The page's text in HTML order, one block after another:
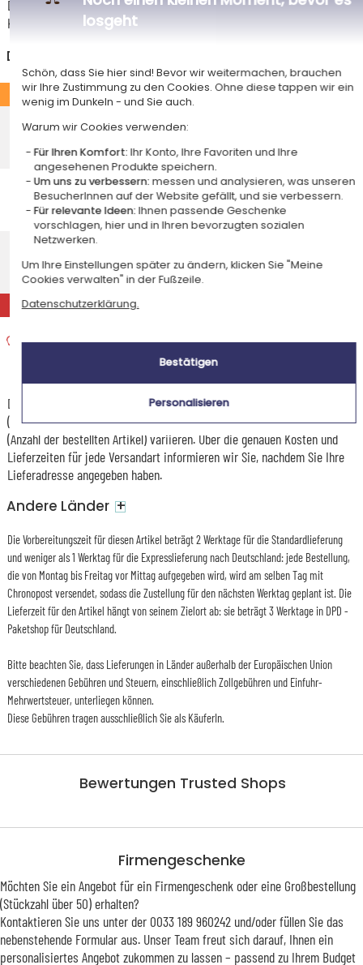
Bewertungen Trusted Shops
Das Voraussichtliche Lieferdatum ist nur bei einer Zahlung per PayPal,
Kreditkarte oder Sofortüberweisung gültig.
Deutschland
STANDARD
Economy-Versand an einen Paketshop
Freitag 14 August 2026
Economy-Versand nach Hause
Voraussichtliches Lieferdatum
Dienstag 18 August 2026
5,95 €
Voraussichtliches Lieferdatum
Mittwoch 12 August 2026
Dienstag 11 August 2026
Die Versandkosten und Lieferzeiten können je nach Ihrem Wohnort
(abgelegene oder entlegene Gebiete) und dem Gewicht des Pakets
(Anzahl der bestellten Artikel) variieren. Über die genauen Kosten und
Lieferzeiten für jede Versandart informieren wir Sie, nachdem Sie Ihre
Lieferadresse angegeben haben.
Andere Länder +
Die Vorbereitungszeit für diesen Artikel beträgt 2 Werktage für die Standardlieferung
und weniger als 1 Werktag für die Expresslieferung nach Deutschland: jede Bestellung,
die von Montag bis Freitag vor Mittag aufgegeben wird, wird am selben Tag mit
Chronopost versendet, sodass die Zustellung für den nächsten Werktag geplant ist. Die
Lieferzeit für den Artikel hängt von seinem Zielort ab: sie beträgt 3 Werktage in DPD -
Paketshop für Deutschland.
Bitte beachten Sie, dass Lieferungen in Länder außerhalb der Europäischen Union
verschiedenen Gebühren und Steuern, einschließlich Zollgebühren und Einfuhr-
Mehrwertsteuer, unterliegen können.
Diese Gebühren tragen ausschließlich Sie als KäuferIn.
Firmengeschenke
Möchten Sie ein Angebot für ein Firmengeschenk oder eine Großbestellung
(Stückzahl über 50) erhalten?
Kontaktieren Sie uns unter der 0033 189 960242 und/oder füllen Sie das
nebenstehende Formular aus. Unser Team freut sich darauf, Ihnen ein
personalisiertes Angebot zukommen zu lassen – passend zu Ihrem Budget
losgeht
Schön, dass Sie hier sind! Bevor wir weitermachen, brauchen
wir Ihre Zustimmung zu den Cookies. Ohne diese tappen wir ein
wenig im Dunkeln - und Sie auch.
Warum wir Cookies verwenden:
Für Ihren Komfort: Ihr Konto, Ihre Favoriten und Ihre
angesehenen Produkte speichern.
Um uns zu verbessern: messen und analysieren, was unseren
BesucherInnen auf der Website gefällt, und sie verbessern.
Für relevante Ideen: Ihnen passende Geschenke
vorschlagen, hier und in Ihren bevorzugten sozialen
Netzwerken.
Um Ihre Einstellungen später zu ändern, klicken Sie "Meine
Cookies verwalten" in der Fußzeile.
Datenschutzerklärung.
Bestätigen
Personalisieren